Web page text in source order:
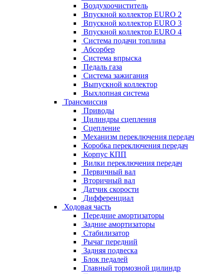
Воздухоочиститель
Впускной коллектор EURO 2
Впускной коллектор EURO 3
Впускной коллектор EURO 4
Система подачи топлива
Абсорбер
Система впрыска
Педаль газа
Система зажигания
Выпускной коллектор
Выхлопная система
Трансмиссия
Приводы
Цилиндры сцепления
Сцепление
Механизм переключения передач
Коробка переключения передач
Корпус КПП
Вилки переключения передач
Первичный вал
Вторичный вал
Датчик скорости
Дифференциал
Ходовая часть
Передние амортизаторы
Задние амортизаторы
Стабилизатор
Рычаг передний
Задняя подвеска
Блок педалей
Главный тормозной цилиндр